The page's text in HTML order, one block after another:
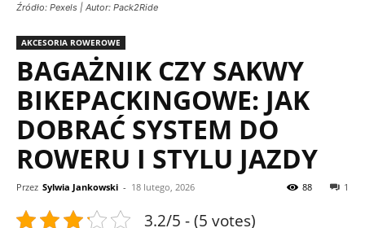
Źródło: Pexels | Autor: Pack2Ride
AKCESORIA ROWEROWE
BAGAŻNIK CZY SAKWY
BIKEPACKINGOWE: JAK
DOBRAĆ SYSTEM DO
ROWERU I STYLU JAZDY
Przez Sylwia Jankowski - 18 lutego, 2026 1
88
3.2/5 - (5 votes)